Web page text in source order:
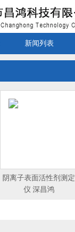
新闻列表
阴离子表面活性剂测定
仪 深昌鸿